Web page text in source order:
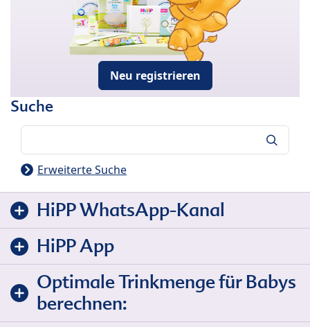
Neu registrieren
Suche
Erweiterte Suche
HiPP WhatsApp-Kanal
HiPP App
Optimale Trinkmenge für Babys
berechnen: